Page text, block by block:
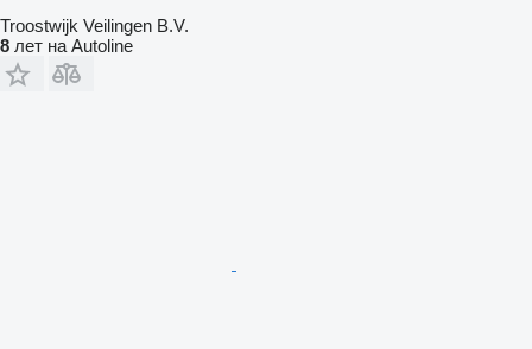
Troostwijk Veilingen B.V.
8 лет на Autoline